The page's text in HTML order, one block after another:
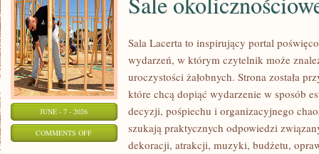
JUNE - 7 - 2026
COMMENTS OFFON
Sala Lacerta to inspirujący portal
wydarzeń, w którym czytelnik może
uroczystości żałobnych. Strona została
które chcą dopiąć wydarzenie w sposób
decyzji, pośpiechu i organizacyjnego
szukają praktycznych odpowiedzi
dekoracji, atrakcji, muzyki, budżetu,